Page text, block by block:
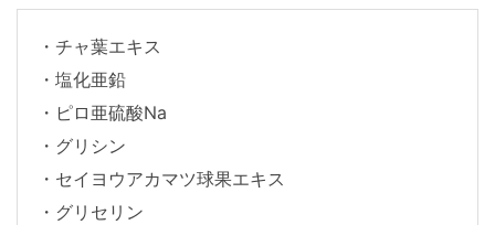
・チャ葉エキス
・塩化亜鉛
・ピロ亜硫酸Na
・グリシン
・セイヨウアカマツ球果エキス
・グリセリン